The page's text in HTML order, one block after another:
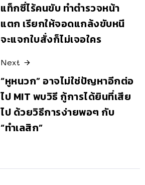
แท็กซี่ไร้คนขับ ทำตำรวจหน้า
แตก เรียกให้จอดแกล้งขับหนี
จะแจกใบสั่งก็ไม่เจอใคร
Next
“หูหนวก” อาจไม่ใช่ปัญหาอีกต่อ
ไป MIT พบวิธี กู้การได้ยินที่เสีย
ไป ด้วยวิธีการง่ายพอๆ กับ
“ทำเลสิก”